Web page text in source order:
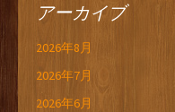
アーカイブ
2026年8月
2026年7月
2026年6月